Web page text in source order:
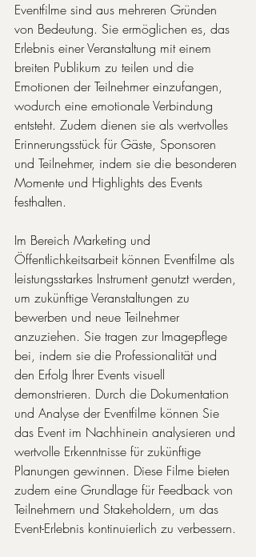
Eventfilme sind aus mehreren Gründen
von Bedeutung. Sie ermöglichen es, das
Erlebnis einer Veranstaltung mit einem
breiten Publikum zu teilen und die
Emotionen der Teilnehmer einzufangen,
wodurch eine emotionale Verbindung
entsteht. Zudem dienen sie als wertvolles
Erinnerungsstück für Gäste, Sponsoren
und Teilnehmer, indem sie die besonderen
Momente und Highlights des Events
festhalten.
Im Bereich Marketing und
Öffentlichkeitsarbeit können Eventfilme als
leistungsstarkes Instrument genutzt werden,
um zukünftige Veranstaltungen zu
bewerben und neue Teilnehmer
anzuziehen. Sie tragen zur Imagepflege
bei, indem sie die Professionalität und
den Erfolg Ihrer Events visuell
demonstrieren. Durch die Dokumentation
und Analyse der Eventfilme können Sie
das Event im Nachhinein analysieren und
wertvolle Erkenntnisse für zukünftige
Planungen gewinnen. Diese Filme bieten
zudem eine Grundlage für Feedback von
Teilnehmern und Stakeholdern, um das
Event-Erlebnis kontinuierlich zu verbessern.